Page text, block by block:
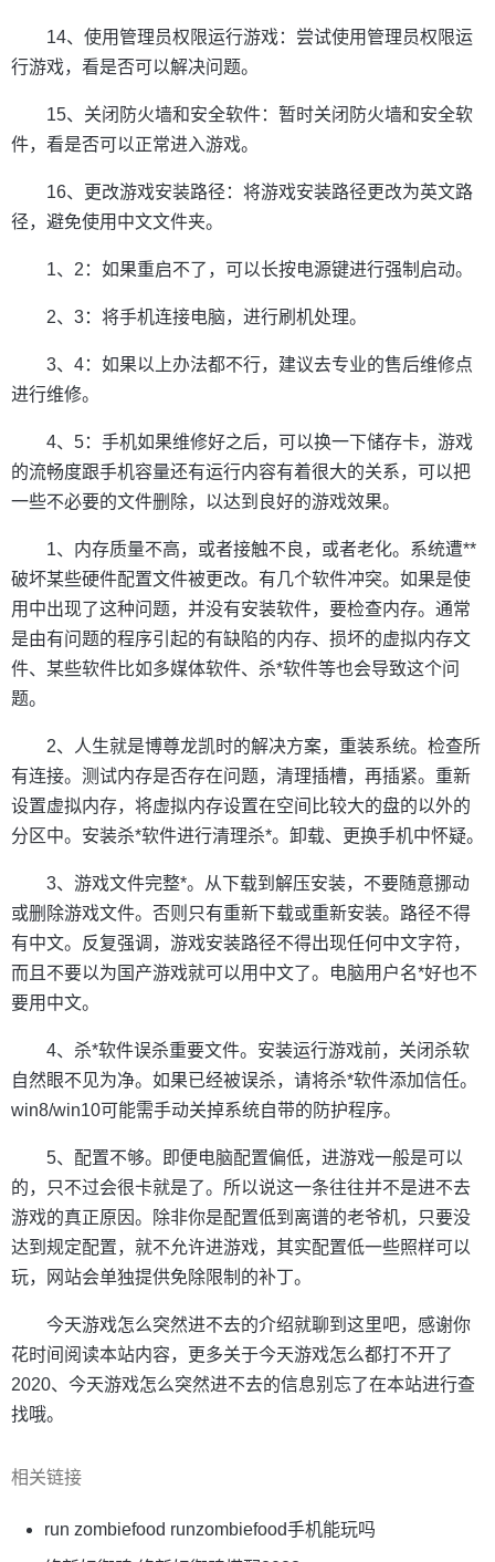
14、使用管理员权限运行游戏：尝试使用管理员权限运
行游戏，看是否可以解决问题。
15、关闭防火墙和安全软件：暂时关闭防火墙和安全软
件，看是否可以正常进入游戏。
16、更改游戏安装路径：将游戏安装路径更改为英文路
径，避免使用中文文件夹。
1、2：如果重启不了，可以长按电源键进行强制启动。
2、3：将手机连接电脑，进行刷机处理。
3、4：如果以上办法都不行，建议去专业的售后维修点
进行维修。
4、5：手机如果维修好之后，可以换一下储存卡，游戏
的流畅度跟手机容量还有运行内容有着很大的关系，可以把
一些不必要的文件删除，以达到良好的游戏效果。
1、内存质量不高，或者接触不良，或者老化。系统遭**
破坏某些硬件配置文件被更改。有几个软件冲突。如果是使
用中出现了这种问题，并没有安装软件，要检查内存。通常
是由有问题的程序引起的有缺陷的内存、损坏的虚拟内存文
件、某些软件比如多媒体软件、杀*软件等也会导致这个问
题。
2、人生就是博尊龙凯时的解决方案，重装系统。检查所
有连接。测试内存是否存在问题，清理插槽，再插紧。重新
设置虚拟内存，将虚拟内存设置在空间比较大的盘的以外的
分区中。安装杀*软件进行清理杀*。卸载、更换手机中怀疑。
3、游戏文件完整*。从下载到解压安装，不要随意挪动
或删除游戏文件。否则只有重新下载或重新安装。路径不得
有中文。反复强调，游戏安装路径不得出现任何中文字符，
而且不要以为国产游戏就可以用中文了。电脑用户名*好也不
要用中文。
4、杀*软件误杀重要文件。安装运行游戏前，关闭杀软
自然眼不见为净。如果已经被误杀，请将杀*软件添加信任。
win8/win10可能需手动关掉系统自带的防护程序。
5、配置不够。即便电脑配置偏低，进游戏一般是可以
的，只不过会很卡就是了。所以说这一条往往并不是进不去
游戏的真正原因。除非你是配置低到离谱的老爷机，只要没
达到规定配置，就不允许进游戏，其实配置低一些照样可以
玩，网站会单独提供免除限制的补丁。
今天游戏怎么突然进不去的介绍就聊到这里吧，感谢你
花时间阅读本站内容，更多关于今天游戏怎么都打不开了
2020、今天游戏怎么突然进不去的信息别忘了在本站进行查
找哦。
相关链接
run zombiefood runzombiefood手机能玩吗